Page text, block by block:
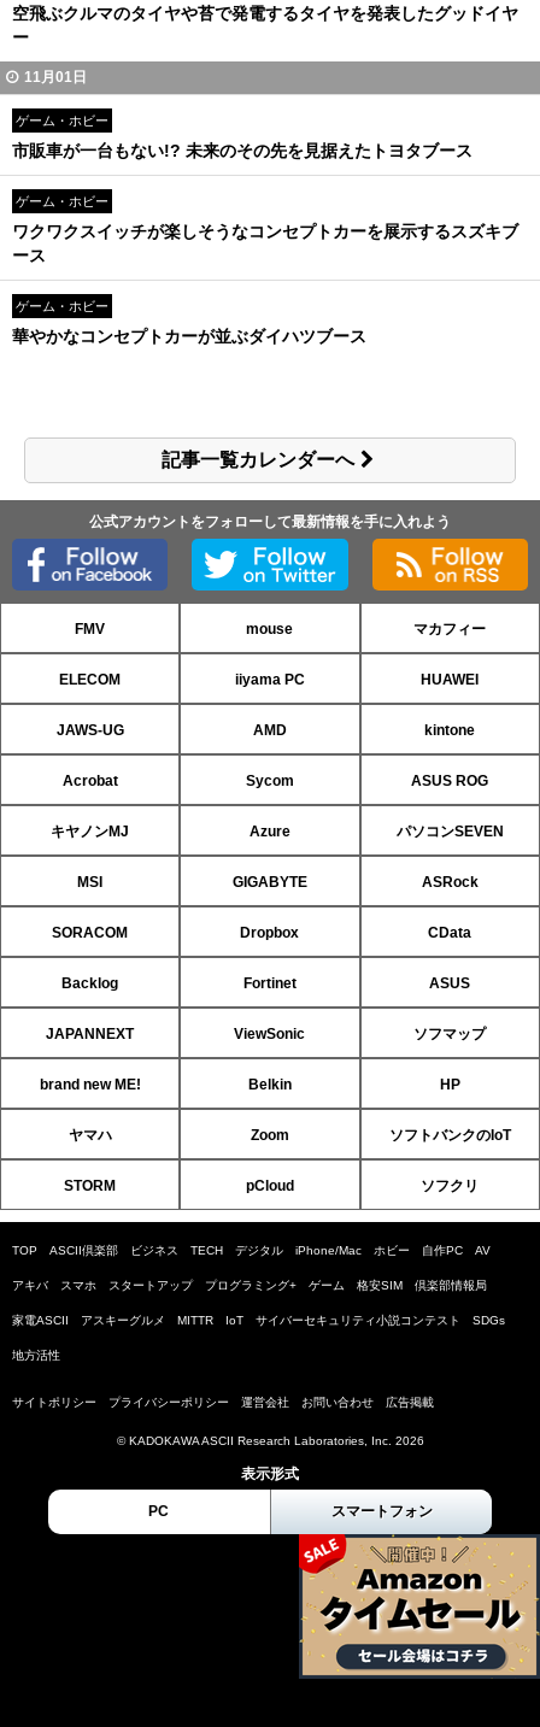
空飛ぶクルマのタイヤや苔で発電するタイヤを発表したグッドイヤ
ー
11月01日
ゲーム・ホビー
市販車が一台もない!? 未来のその先を見据えたトヨタブース
ゲーム・ホビー
ワクワクスイッチが楽しそうなコンセプトカーを展示するスズキブ
ース
ゲーム・ホビー
華やかなコンセプトカーが並ぶダイハツブース
記事一覧カレンダーへ
公式アカウントをフォローして最新情報を手に入れよう
FMV mouse マカフィー
ELECOM iiyama PC HUAWEI
JAWS-UG AMD kintone
Acrobat Sycom ASUS ROG
キヤノンMJ Azure パソコンSEVEN
MSI GIGABYTE ASRock
SORACOM Dropbox CData
Backlog Fortinet ASUS
JAPANNEXT ViewSonic ソフマップ
brand new ME! Belkin HP
ヤマハ Zoom ソフトバンクのIoT
STORM pCloud ソフクリ
TOP ASCII倶楽部 ビジネス TECH デジタル iPhone/Mac ホビー 自作PC AV
アキバ スマホ スタートアップ プログラミング+ ゲーム 格安SIM 倶楽部情報局
家電ASCII アスキーグルメ MITTR IoT サイバーセキュリティ小説コンテスト SDGs
地方活性
サイトポリシー プライバシーポリシー 運営会社 お問い合わせ 広告掲載
© KADOKAWA ASCII Research Laboratories, Inc. 2026
表示形式
PC スマートフォン